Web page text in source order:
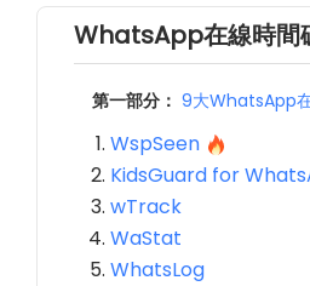
WhatsApp在線時間
第一部分： 9大WhatsApp
WspSeen
KidsGuard for
wTrack
WaStat
WhatsLog